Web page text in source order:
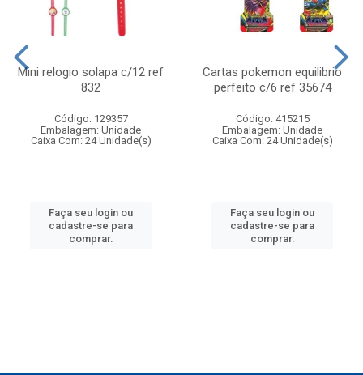
Mini relogio solapa c/12 ref
832
Código: 129357
Embalagem: Unidade
Caixa Com: 24 Unidade(s)
Faça seu login ou
cadastre-se para
comprar.
Cartas pokemon equilibrio
perfeito c/6 ref 35674
Código: 415215
Embalagem: Unidade
Caixa Com: 24 Unidade(s)
Faça seu login ou
cadastre-se para
comprar.